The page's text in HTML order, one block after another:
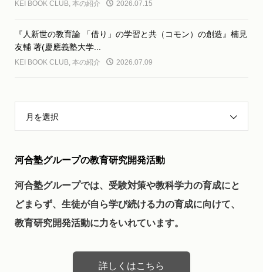
KEI BOOK CLUB, 本の紹介 2026.07.15
『人新世の教育論 「借り」の学習と共（コモン）の創造』楠見
友輔 著(慶應義塾大学...
KEI BOOK CLUB, 本の紹介 2026.07.09
月を選択
河合塾グループの教育研究開発活動
河合塾グループでは、受験対策や教科学力の育成にと
どまらず、生徒が自ら学び続ける力の育成に向けて、
教育研究開発活動に力をいれています。
詳しくはこちら